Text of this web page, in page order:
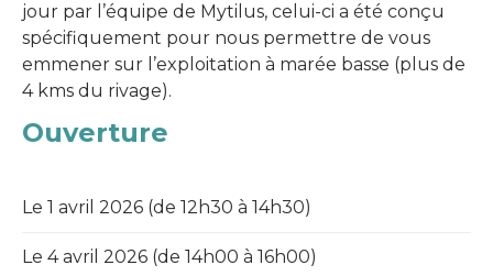
jour par l’équipe de Mytilus, celui-ci a été conçu
spécifiquement pour nous permettre de vous
emmener sur l’exploitation à marée basse (plus de
4 kms du rivage).
Ouverture
Le 1 avril 2026 (de 12h30 à 14h30)
Le 4 avril 2026 (de 14h00 à 16h00)